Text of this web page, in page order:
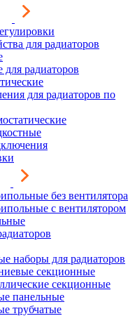
для радиаторов
радиаторов
для радиаторов по
без вентилятора
с вентилятором
наборы для радиаторов
секционные
секционные
панельные
трубчатые